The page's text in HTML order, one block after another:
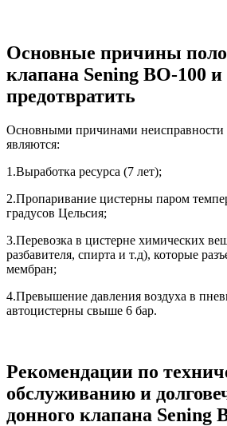
Основные причины
клапана Sening BO-100
предотвратить
Основными причинами неисправности
являются:
1.Выработка ресурса (7 лет);
2.Пропаривание цистерны паром
градусов Цельсия;
3.Перевозка в цистерне химических
разбавителя, спирта и т.д), которые
мембран;
4.Превышение давления воздуха в
автоцистерны свыше 6 бар.
Рекомендации по
обслуживанию и
донного клапана Sening